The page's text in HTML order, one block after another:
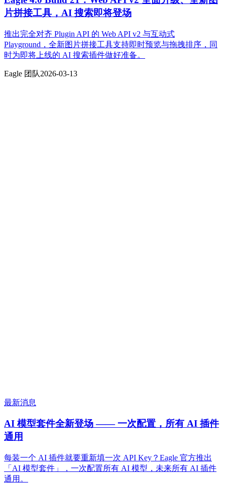
片拼接工具，AI 搜索即将登场
推出完全对齐 Plugin API 的 Web API v2 与互动式
Playground，全新图片拼接工具支持即时预览与拖拽排序，同
时为即将上线的 AI 搜索插件做好准备。
Eagle 团队2026-03-13
最新消息
AI 模型套件全新登场 —— 一次配置，所有 AI 插件
通用
每装一个 AI 插件就要重新填一次 API Key？Eagle 官方推出
「AI 模型套件」，一次配置所有 AI 模型，未来所有 AI 插件
通用。